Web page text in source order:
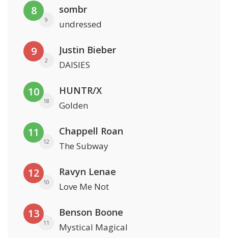
8
9
sombr
undressed
9
2
Justin Bieber
DAISIES
10
18
HUNTR/X
Golden
11
12
Chappell Roan
The Subway
12
10
Ravyn Lenae
Love Me Not
13
11
Benson Boone
Mystical Magical